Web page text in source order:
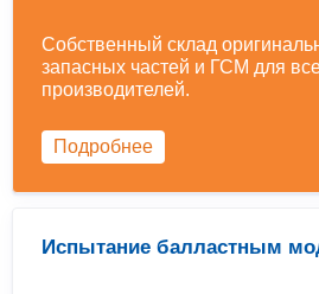
Собственный склад
запасных частей и ГСМ для
производителей.
Подробнее
Испытание балластным